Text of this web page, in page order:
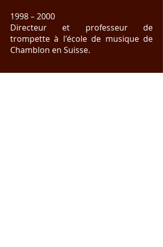
1998 – 2000
Directeur et professeur de
trompette à l'école de musique de
Chamblon en Suisse.